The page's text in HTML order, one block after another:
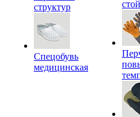
структур
Спецобувь
медицинская